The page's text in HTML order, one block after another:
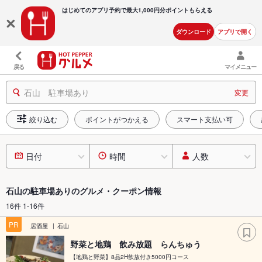
はじめてのアプリ予約で最大1,000円分ポイントもらえる
ダウンロード アプリで開く
戻る マイメニュー
石山 駐車場あり 変更
絞り込む ポイントがつかえる スマート支払い可
日付 時間 人数
石山の駐車場ありのグルメ・クーポン情報
16件 1-16件
PR
居酒屋 石山
野菜と地鶏 飲み放題 らんちゅう
【地鶏と野菜】8品2H飲放付き5000円コース